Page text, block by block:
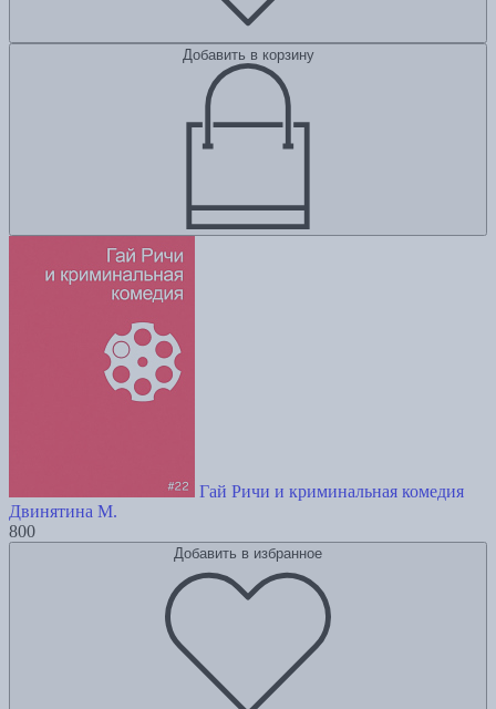
Добавить в корзину
Гай Ричи и криминальная комедия
Двинятина М.
800
Добавить в избранное